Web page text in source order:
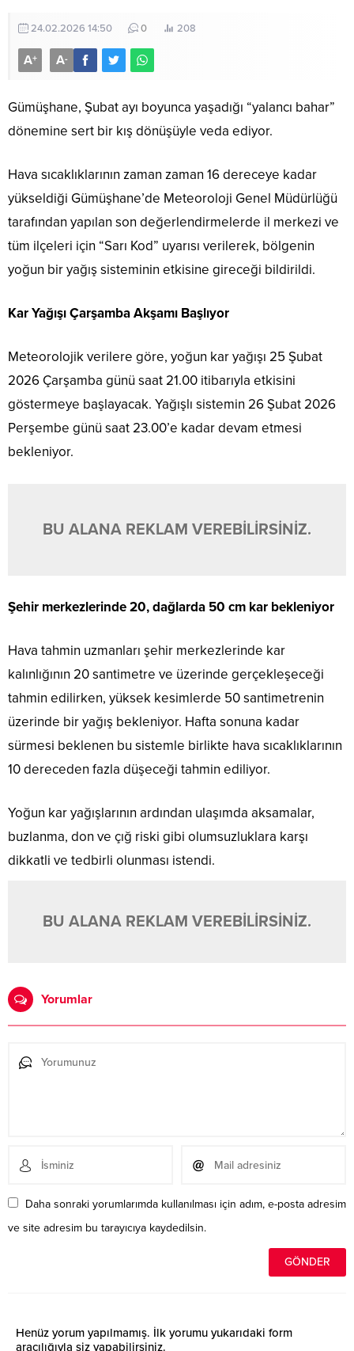
24.02.2026 14:50 0 208
A+ A-
Gümüşhane, Şubat ayı boyunca yaşadığı “yalancı bahar”
dönemine sert bir kış dönüşüyle veda ediyor.
Hava sıcaklıklarının zaman zaman 16 dereceye kadar
yükseldiği Gümüşhane’de Meteoroloji Genel Müdürlüğü
tarafından yapılan son değerlendirmelerde il merkezi ve
tüm ilçeleri için “Sarı Kod” uyarısı verilerek, bölgenin
yoğun bir yağış sisteminin etkisine gireceği bildirildi.
Kar Yağışı Çarşamba Akşamı Başlıyor
Meteorolojik verilere göre, yoğun kar yağışı 25 Şubat
2026 Çarşamba günü saat 21.00 itibarıyla etkisini
göstermeye başlayacak. Yağışlı sistemin 26 Şubat 2026
Perşembe günü saat 23.00’e kadar devam etmesi
bekleniyor.
BU ALANA REKLAM VEREBİLİRSİNİZ.
Şehir merkezlerinde 20, dağlarda 50 cm kar bekleniyor
Hava tahmin uzmanları şehir merkezlerinde kar
kalınlığının 20 santimetre ve üzerinde gerçekleşeceği
tahmin edilirken, yüksek kesimlerde 50 santimetrenin
üzerinde bir yağış bekleniyor. Hafta sonuna kadar
sürmesi beklenen bu sistemle birlikte hava sıcaklıklarının
10 dereceden fazla düşeceği tahmin ediliyor.
Yoğun kar yağışlarının ardından ulaşımda aksamalar,
buzlanma, don ve çığ riski gibi olumsuzluklara karşı
dikkatli ve tedbirli olunması istendi.
BU ALANA REKLAM VEREBİLİRSİNİZ.
Yorumlar
Daha sonraki yorumlarımda kullanılması için adım, e-posta adresim
ve site adresim bu tarayıcıya kaydedilsin.
Henüz yorum yapılmamış. İlk yorumu yukarıdaki form
aracılığıyla siz yapabilirsiniz.